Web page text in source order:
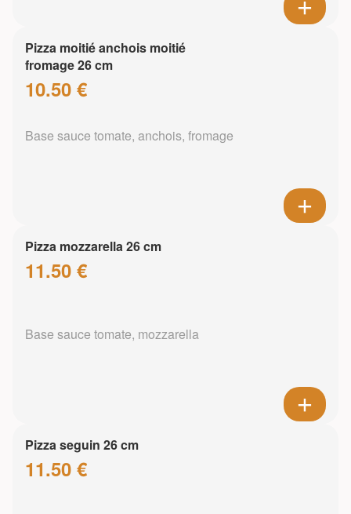
Pizza moitié anchois moitié
fromage 26 cm
10.50 €
Base sauce tomate, anchois, fromage
Pizza mozzarella 26 cm
11.50 €
Base sauce tomate, mozzarella
Pizza seguin 26 cm
11.50 €